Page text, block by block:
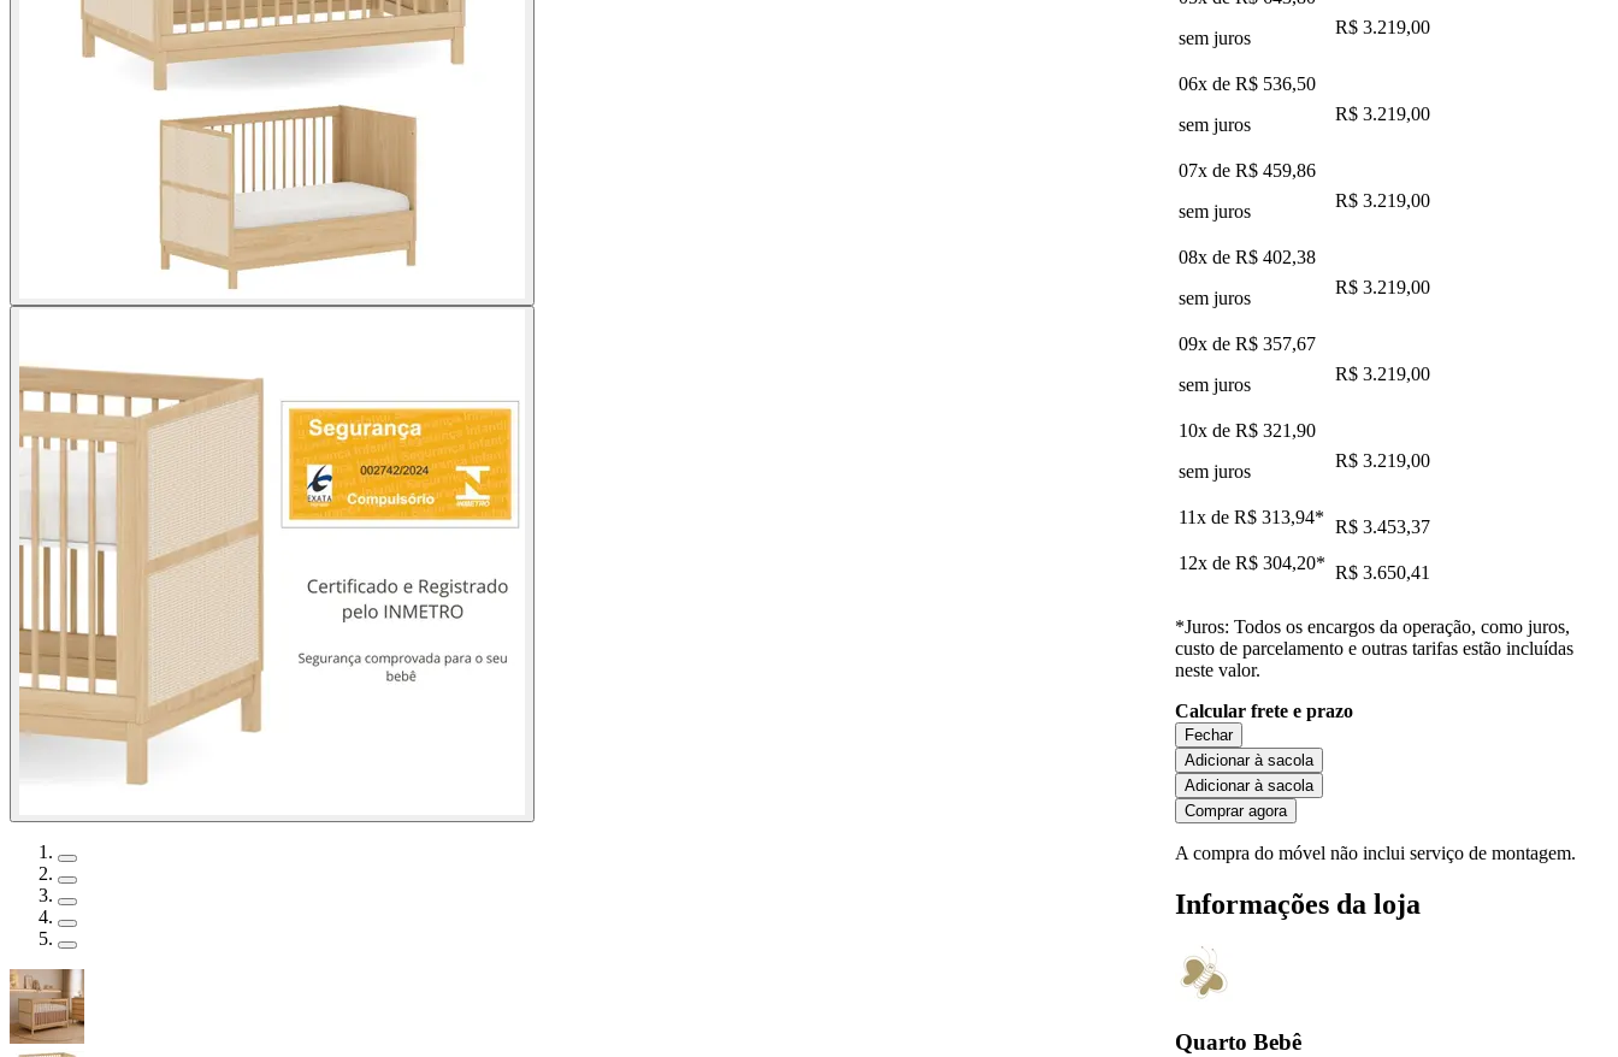
sem juros
R$ 3.219,00
06x de R$ 536,50
sem juros
R$ 3.219,00
07x de R$ 459,86
sem juros
R$ 3.219,00
08x de R$ 402,38
sem juros
R$ 3.219,00
09x de R$ 357,67
sem juros
R$ 3.219,00
10x de R$ 321,90
sem juros
R$ 3.219,00
11x de R$ 313,94* R$ 3.453,37
12x de R$ 304,20* R$ 3.650,41
*Juros: Todos os encargos da operação, como juros,
custo de parcelamento e outras tarifas estão incluídas
neste valor.
Calcular frete e prazo
Fechar
Adicionar à sacola
Adicionar à sacola
Comprar agora
A compra do móvel não inclui serviço de montagem.
Informações da loja
Quarto Bebê